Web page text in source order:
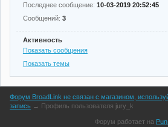
Последнее сообщение: 10-03-2019 20:52:45
Сообщений: 3
Активность
Показать сообщения
Показать темы
Форум BroadLink не связан с магазином,
запись → Профиль пользователя jury_k
Форум работает на